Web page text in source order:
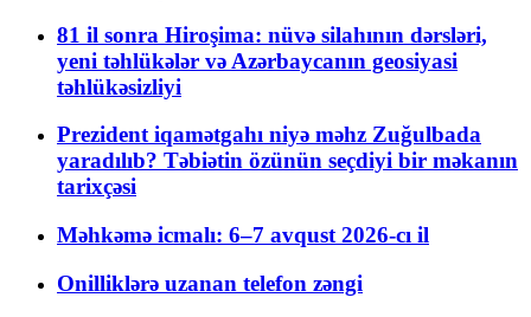
81 il sonra Hiroşima: nüvə silahının dərsləri,
yeni təhlükələr və Azərbaycanın geosiyasi
təhlükəsizliyi
Prezident iqamətgahı niyə məhz Zuğulbada
yaradılıb? Təbiətin özünün seçdiyi bir məkanın
tarixçəsi
Məhkəmə icmalı: 6–7 avqust 2026-cı il
Onilliklərə uzanan telefon zəngi